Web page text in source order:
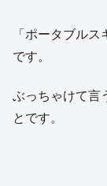
「ポータブル
です。
ぶっちゃけて言
とです。